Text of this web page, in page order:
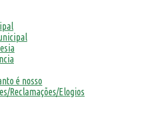
é nosso
Reclamações/Elogios